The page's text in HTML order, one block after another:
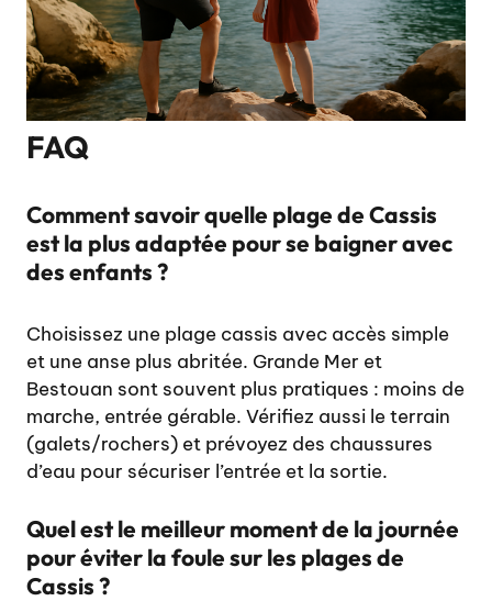
FAQ
Comment savoir quelle plage de Cassis
est la plus adaptée pour se baigner avec
des enfants ?
Choisissez une plage cassis avec accès simple
et une anse plus abritée. Grande Mer et
Bestouan sont souvent plus pratiques : moins de
marche, entrée gérable. Vérifiez aussi le terrain
(galets/rochers) et prévoyez des chaussures
d’eau pour sécuriser l’entrée et la sortie.
Quel est le meilleur moment de la journée
pour éviter la foule sur les plages de
Cassis ?